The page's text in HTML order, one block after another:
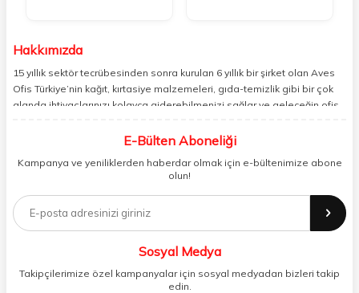
Hakkımızda
15 yıllık sektör tecrübesinden sonra kurulan 6 yıllık bir şirket olan Aves
Ofis Türkiye’nin kağıt, kırtasiye malzemeleri, gıda-temizlik gibi bir çok
alanda ihtiyaçlarınızı kolayca giderebilmenizi sağlar ve geleceğin ofis
veya yaşam alanınızın tüm ihtiyaçlarını yüksek kalitedeki ürünleriyle
şirket ve işyeri yönetimini her zamankinden daha profesyonel bir hâle
kolayca karşılayabileceğiniz Aves , kaliteli ürünleri minimum sürede
tedarik edebilmenizi sağlar.
E-Bülten Aboneliği
Kampanya ve yeniliklerden haberdar olmak için e-bültenimize abone
olun!
Sosyal Medya
Takipçilerimize özel kampanyalar için sosyal medyadan bizleri takip
edin.